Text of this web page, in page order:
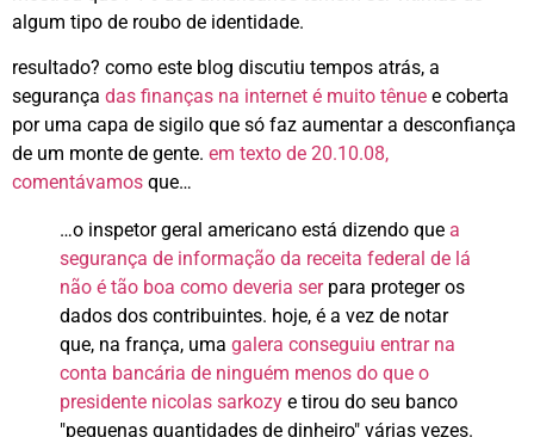
algum tipo de roubo de identidade.
resultado? como este blog discutiu tempos atrás, a
segurança das finanças na internet é muito tênue e coberta
por uma capa de sigilo que só faz aumentar a desconfiança
de um monte de gente. em texto de 20.10.08,
comentávamos que…
…o inspetor geral americano está dizendo que a
segurança de informação da receita federal de lá
não é tão boa como deveria serpara proteger os
dados dos contribuintes. hoje, é a vez de notar
que, na frança, uma galera conseguiu entrar na
conta bancária de ninguém menos do que o
presidente nicolas sarkozy e tirou do seu banco
"pequenas quantidades de dinheiro" várias vezes.